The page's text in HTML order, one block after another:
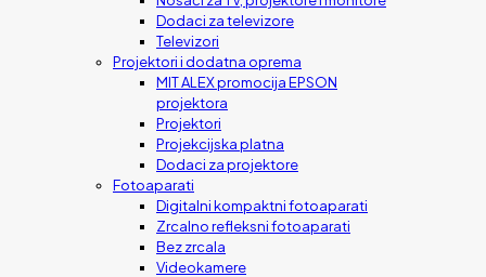
Dodaci za televizore
Televizori
Projektori i dodatna oprema
MIT ALEX promocija EPSON
projektora
Projektori
Projekcijska platna
Dodaci za projektore
Fotoaparati
Digitalni kompaktni fotoaparati
Zrcalno refleksni fotoaparati
Bez zrcala
Videokamere